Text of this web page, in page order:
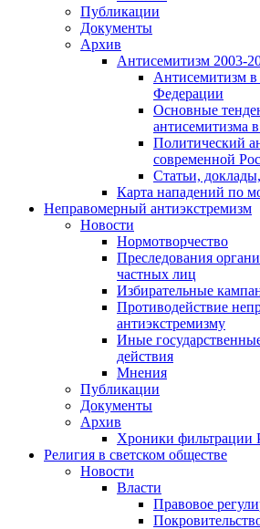
Публикации
Документы
Архив
Антисемитизм 2003-
Антисемитизм в
Федерации
Основные
антисемитизма
Политический
современной
Статьи,
Карта нападений по
Неправомерный антиэкстремизм
Новости
Нормотворчество
Преследования
частных лиц
Избирательные
Противодействие
антиэкстремизму
Иные
действия
Мнения
Публикации
Документы
Архив
Хроники фильтрации
Религия в светском обществе
Новости
Власти
Правовое